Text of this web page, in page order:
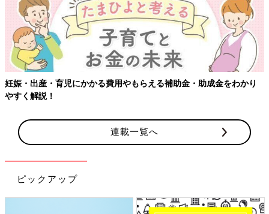
妊娠・出産・育児にかかる費用やもらえる補助金・助成金をわかり
やすく解説！
連載一覧へ
ピックアップ